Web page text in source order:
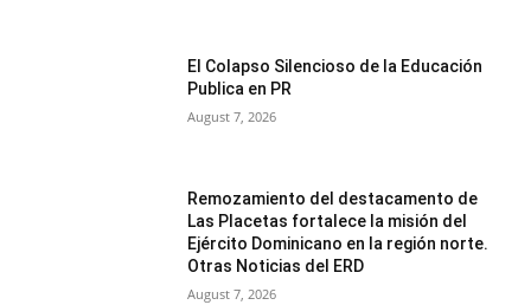
El Colapso Silencioso de la Educación
Publica en PR
August 7, 2026
Remozamiento del destacamento de
Las Placetas fortalece la misión del
Ejército Dominicano en la región norte.
Otras Noticias del ERD
August 7, 2026